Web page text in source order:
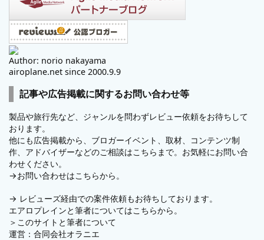
Author: norio nakayama
airoplane.net since 2000.9.9
記事や広告掲載に関するお問い合わせ等
製品や旅行先など、ジャンルを問わずレビュー依頼をお待ちして
おります。
他にも広告掲載から、ブロガーイベント、取材、コンテンツ制
作、アドバイザーなどのご相談はこちらまで。お気軽にお問い合
わせください。
→お問い合わせはこちらから。
→ レビューズ経由での案件依頼もお待ちしております。
エアロプレインと筆者についてはこちらから。
＞ このサイトと筆者について
運営： 合同会社オラニエ